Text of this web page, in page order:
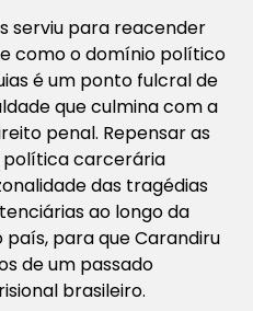
serviu para reacender
como o domínio político
é um ponto fulcral de
que culmina com a
penal. Repensar as
política carcerária
das tragédias
ao longo da
para que Carandiru
de um passado
brasileiro.